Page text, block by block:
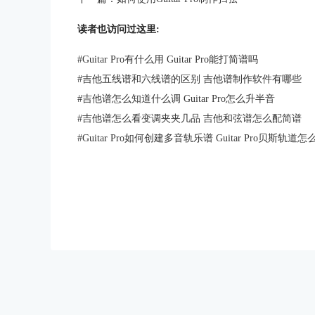
读者也访问过这里:
#Guitar Pro有什么用 Guitar Pro能打简谱吗
#吉他五线谱和六线谱的区别 吉他谱制作软件有哪些
#吉他谱怎么知道什么调 Guitar Pro怎么升半音
#吉他谱怎么看变调夹夹几品 吉他和弦谱怎么配简谱
#Guitar Pro如何创建多音轨乐谱 Guitar Pro贝斯轨道怎